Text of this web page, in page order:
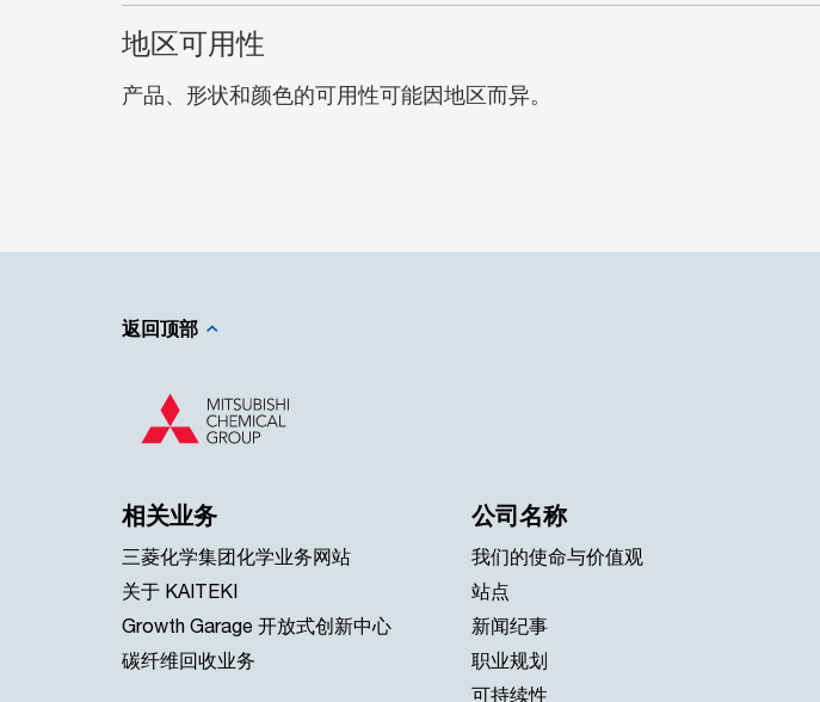
地区可用性
产品、形状和颜色的可用性可能因地区而异。
返回顶部
相关业务
三菱化学集团化学业务网站
关于 KAITEKI
Growth Garage 开放式创新中心
碳纤维回收业务
公司名称
我们的使命与价值观
站点
新闻纪事
职业规划
可持续性